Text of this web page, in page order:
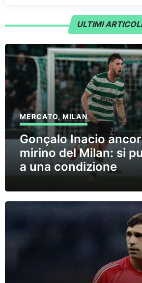
ULTIMI
MERCATO,MILAN
Gonçalo Inacio
mirino del Milan: si
a una condizione